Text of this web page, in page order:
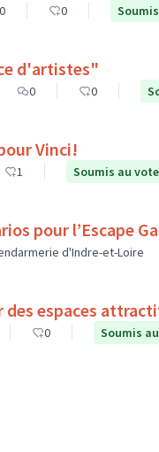
0 0
d'artistes"
0 0
Vinci!
1 Soumis au vote
pour l’Escape
d'Indre-et-Loire
espaces
0 Soumis